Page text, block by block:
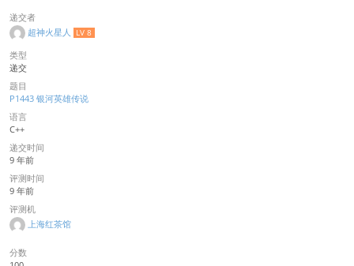
递交者
超神火星人 LV 8
类型
递交
题目
P1443 银河英雄传说
语言
C++
递交时间
9 年前
评测时间
9 年前
评测机
上海红茶馆
分数